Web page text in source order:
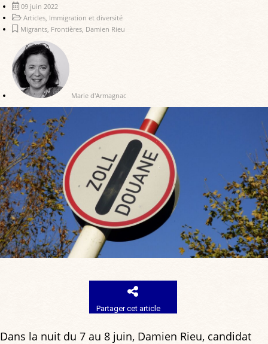
09 juin 2022
Articles, Immigration et diversité
Migrants, Frontières, Damien Rieu
Marie d'Armagnac
Partager cet article
Dans la nuit du 7 au 8 juin, Damien Rieu, candidat